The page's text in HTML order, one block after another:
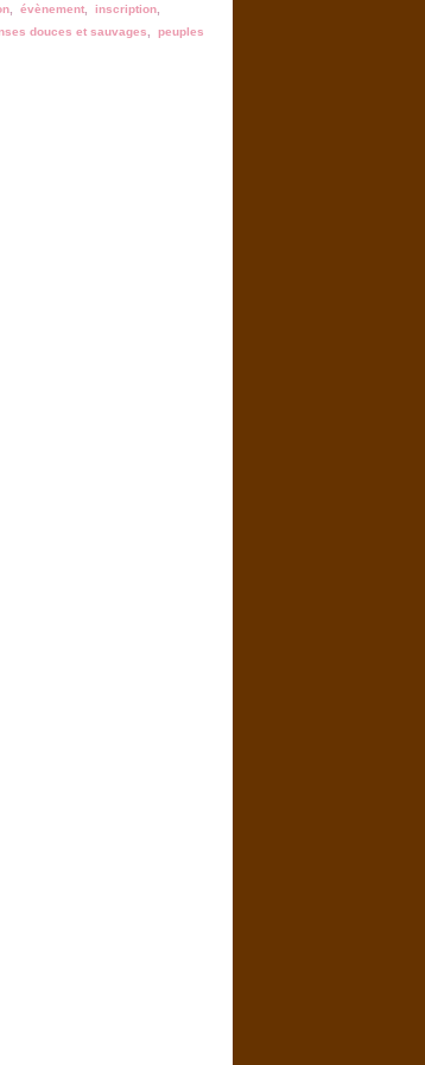
évènement inscription
douces et sauvages
peuples